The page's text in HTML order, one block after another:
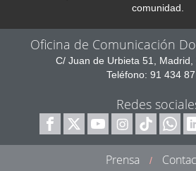
comunidad.
Oficina de Comunicación
C/ Juan de Urbieta 51, Madrid,
Teléfono: 91 434
Redes
Prensa /